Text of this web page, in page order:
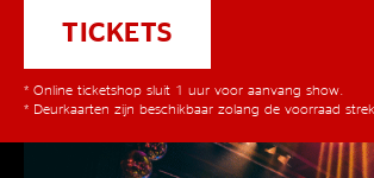
TICKETS
* Online ticketshop sluit 1 uur voor aanvang show.
* Deurkaarten zijn beschikbaar zolang de voorraad